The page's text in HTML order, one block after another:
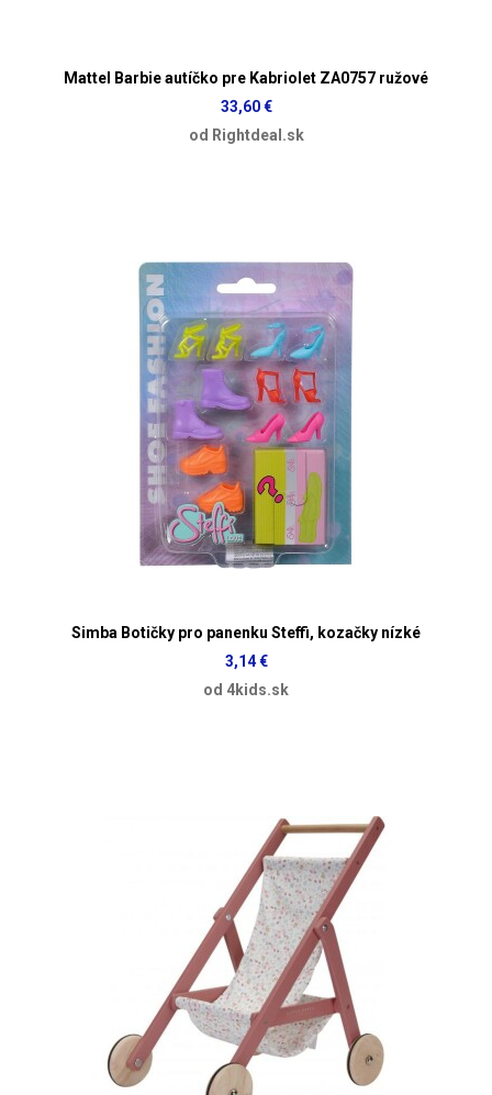
Mattel Barbie autíčko pre Kabriolet ZA0757 ružové
33,60 €
od Rightdeal.sk
Simba Botičky pro panenku Steffi, kozačky nízké
3,14 €
od 4kids.sk